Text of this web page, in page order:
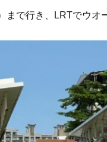
まで行き、LRTでウオ